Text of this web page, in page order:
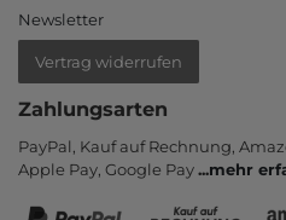
Newsletter
Vertrag widerrufen
Zahlungsarten
PayPal, Kauf auf Rechnung,
Apple Pay, Google Pay...mehr